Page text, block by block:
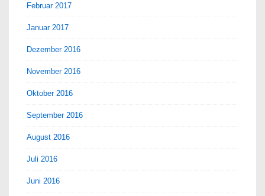
Februar 2017
Januar 2017
Dezember 2016
November 2016
Oktober 2016
September 2016
August 2016
Juli 2016
Juni 2016